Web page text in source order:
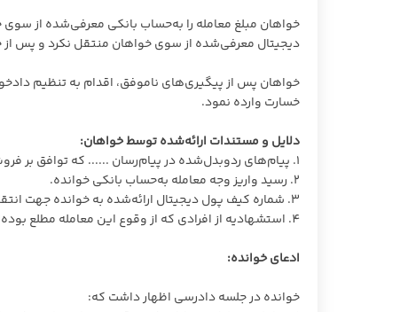
خواهان مبلغ معامله را به‌حساب بانکی معرفی‌شده از سوی
دیجیتال معرفی‌شده از سوی خواهان منتقل نکرد و پس از
خواهان پس از پیگیری‌های ناموفق، اقدام به تنظیم
خسارت وارده نمود.
دلایل و مستندات ارائه‌شده توسط خواهان:
1. پیام‌های ردوبدل‌شده در پیام‌رسان ...... که توافق بر فروش رمزارز را اثبات می‌کند.
2. رسید واریز وجه معامله به‌حساب بانکی خوانده.
3. شماره کیف پول دیجیتال ارائه‌شده به خوانده جهت انتقال رمزارز.
4. استشهادیه از افرادی که از وقوع این معامله مطلع بوده‌اند.
ادعای خوانده:
خوانده در جلسه دادرسی اظهار داشت که: